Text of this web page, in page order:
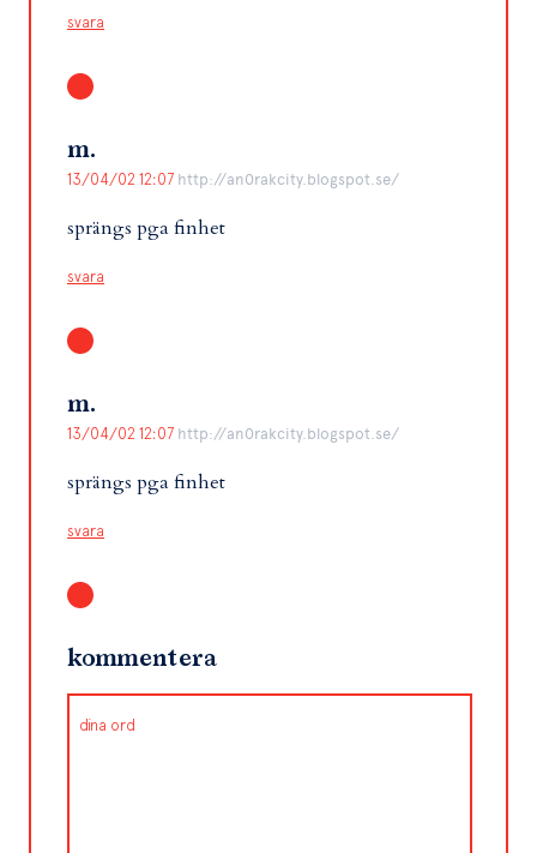
svara
m.
13/04/02 12:07 http://an0rakcity.blogspot.se/
sprängs pga finhet
svara
m.
13/04/02 12:07 http://an0rakcity.blogspot.se/
sprängs pga finhet
svara
kommentera